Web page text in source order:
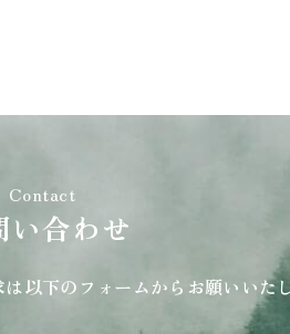
Contact
い合わせ
以下のフォームからお願いいた